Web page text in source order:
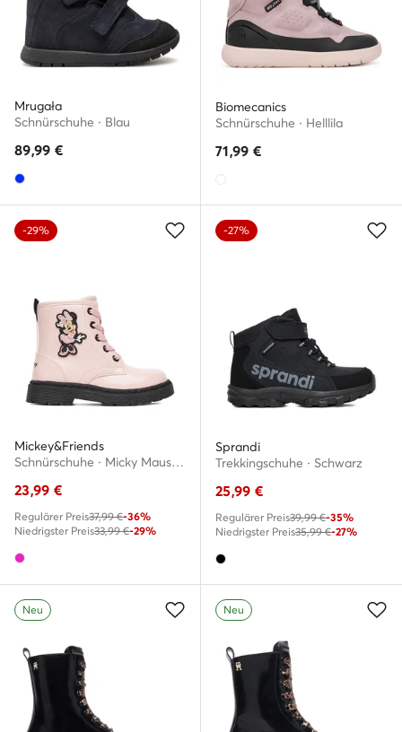
Mrugała
Schnürschuhe · Blau
89,99 €
Biomecanics
Schnürschuhe · Helllila
71,99 €
-29%
Mickey&Friends
Schnürschuhe · Micky Maus & Freunde · Rosa
23,99 €
Regulärer Preis37,99 €-36%
Niedrigster Preis33,99 €-29%
-27%
Sprandi
Trekkingschuhe · Schwarz
25,99 €
Regulärer Preis39,99 €-35%
Niedrigster Preis35,99 €-27%
Neu Neu